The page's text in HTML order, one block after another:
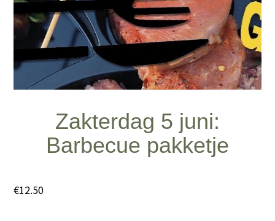
Zakterdag 5 juni:
Barbecue pakketje
€12.50